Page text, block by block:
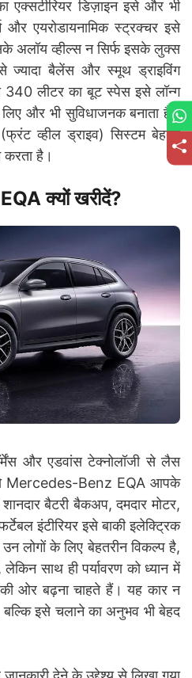
डिज़ाइन इसे और भी
और एयरोडायनामिक स्ट्रक्चर इसे
अलॉय व्हील्स न सिर्फ इसके लुक्स
ज्यादा बैलेंस और स्मूथ ड्राइविंग
340 लीटर का बूट स्पेस इसे लॉन्ग
और भी सुविधाजनक बनाता है।
व्हील ड्राइव) सिस्टम बेहतर
है।
क्यों खरीदें?
और एडवांस टेक्नोलॉजी से लैस
Mercedes-Benz EQA आपके
बैटरी बैकअप, दमदार मोटर,
इंटीरियर इसे बाकी इलेक्ट्रिक
लोगों के लिए बेहतरीन विकल्प है,
साथ ही पर्यावरण को ध्यान में
ओर बढ़ना चाहते हैं। यह कार न
बल्कि इसे चलाने का अनुभव भी बेहद